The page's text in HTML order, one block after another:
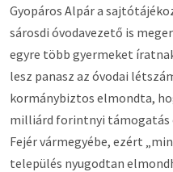
Gyopáros Alpár a
sárosdi óvodavezető is
egyre több gyermeket
lesz panasz az óvodai
kormánybiztos elmondta,
milliárd forintnyi támogatás
Fejér vármegyébe, ezért
település nyugodtan